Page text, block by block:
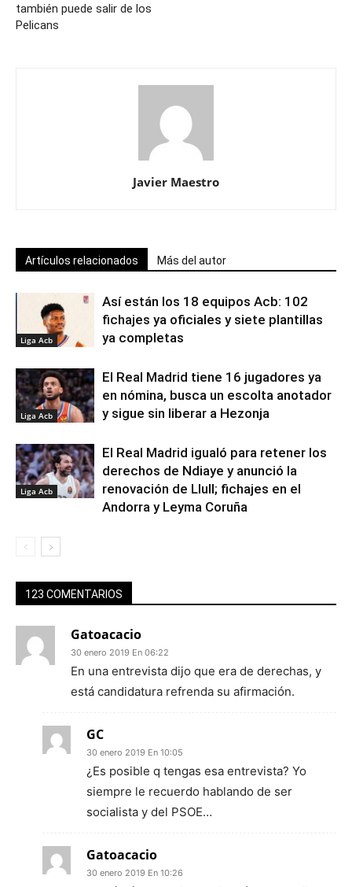
también puede salir de los
Pelicans
Javier Maestro
Artículos relacionados Más del autor
Liga Acb
Así están los 18 equipos Acb: 102
fichajes ya oficiales y siete plantillas
ya completas
Liga Acb
El Real Madrid tiene 16 jugadores ya
en nómina, busca un escolta anotador
y sigue sin liberar a Hezonja
Liga Acb
El Real Madrid igualó para retener los
derechos de Ndiaye y anunció la
renovación de Llull; fichajes en el
Andorra y Leyma Coruña
123 COMENTARIOS
Gatoacacio
30 enero 2019 En 06:22
En una entrevista dijo que era de derechas, y
está candidatura refrenda su afirmación.
GC
30 enero 2019 En 10:05
¿Es posible q tengas esa entrevista? Yo
siempre le recuerdo hablando de ser
socialista y del PSOE…
Gatoacacio
30 enero 2019 En 10:26